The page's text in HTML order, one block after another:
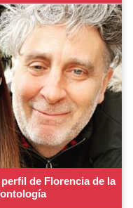
de Florencia de la